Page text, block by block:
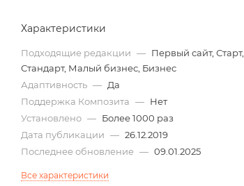
Характеристики
Подходящие редакции — Первый сайт, Старт,
Стандарт, Малый бизнес, Бизнес
Адаптивность — Да
Поддержка Композита — Нет
Установлено — Более 1000 раз
Дата публикации — 26.12.2019
Последнее обновление — 09.01.2025
Все характеристики